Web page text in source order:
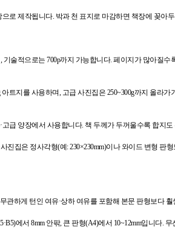
로 제작됩니다. 박과 천 표지로 마감하면 책장에 꽂아
술적으로는 700p까지 가능합니다. 페이지가 많아질
트지를 사용하며, 고급 사진집은 250~300g까지 올라
고급 양장에서 사용합니다. 책 두께가 두꺼울수록 합지
사진집은 정사각형(예: 230×230mm)이나 와이드 변
하게 턴인 여유·상하 여유를 포함해 본문 판형보다
에서 8mm 안팎, 큰 판형(A4)에서 10~12mm입니다.